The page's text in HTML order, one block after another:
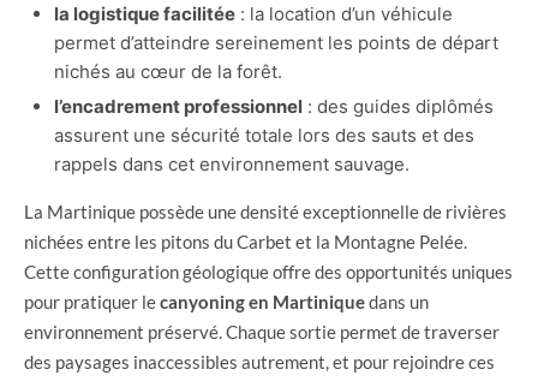
la logistique facilitée : la location d’un véhicule
permet d’atteindre sereinement les points de départ
nichés au cœur de la forêt.
l’encadrement professionnel : des guides diplômés
assurent une sécurité totale lors des sauts et des
rappels dans cet environnement sauvage.
La Martinique possède une densité exceptionnelle de rivières
nichées entre les pitons du Carbet et la Montagne Pelée.
Cette configuration géologique offre des opportunités uniques
pour pratiquer lecanyoning en Martiniquedans un
environnement préservé. Chaque sortie permet de traverser
des paysages inaccessibles autrement, et pour rejoindre ces